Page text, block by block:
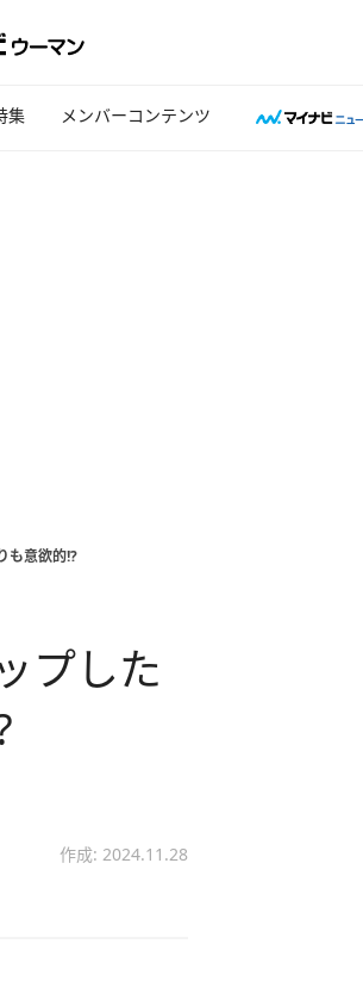
集 メンバーコンテンツ
も意欲的!?
プした
作成: 2024.11.28